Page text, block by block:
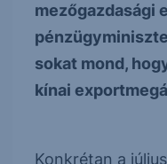
mezőgazdasági
sokat mond,
kínai
Konkrétan a